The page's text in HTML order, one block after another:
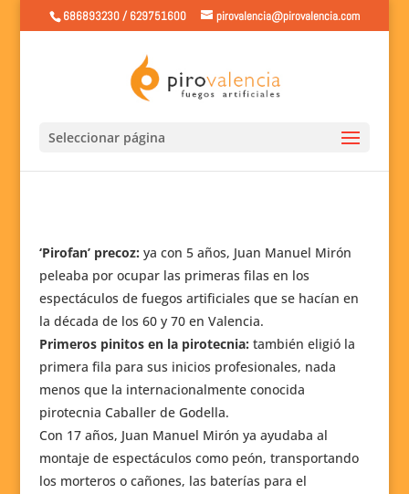
686893230 / 629751600 pirovalencia@pirovalencia.com
Seleccionar página
‘Pirofan’ precoz: ya con 5 años, Juan Manuel Mirón
peleaba por ocupar las primeras filas en los
espectáculos de fuegos artificiales que se hacían en
la década de los 60 y 70 en Valencia.
Primeros pinitos en la pirotecnia: también eligió la
primera fila para sus inicios profesionales, nada
menos que la internacionalmente conocida
pirotecnia Caballer de Godella.
Con 17 años, Juan Manuel Mirón ya ayudaba al
montaje de espectáculos como peón, transportando
los morteros o cañones, las baterías para el